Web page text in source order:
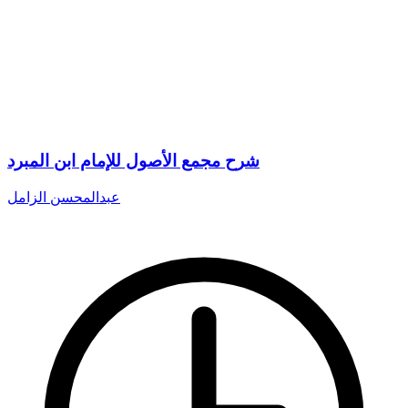
شرح مجمع الأصول للإمام ابن المبرد
عبدالمحسن الزامل